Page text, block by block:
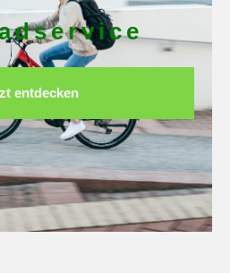
entdecken